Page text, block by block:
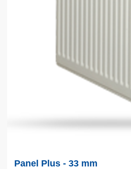
Panel Plus - 33 mm